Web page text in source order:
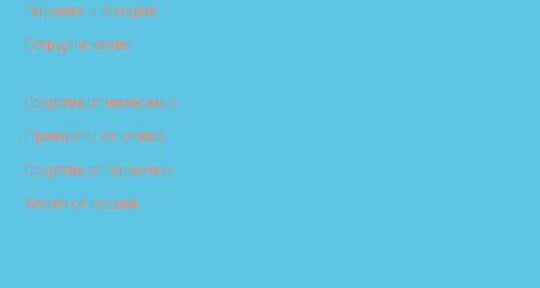
Гарантия и возврат
Сотрудничество
Средства от насекомых
Препараты от клопов
Средства от тараканов
Химия от клещей